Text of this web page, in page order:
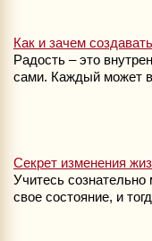
Как и зачем
Радость – это
сами. Каждый может
Секрет изменения
Учитесь
свое состояние, и